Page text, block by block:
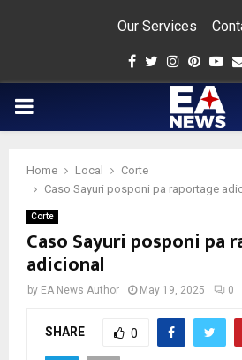
Our Services
Facebook
Twitter
Instagram
PRIMARY
Home Local
Corte
Caso Sayuri posponi pa raportage
Corte
Caso Sayuri posponi pa
adicional
by EA News Author May 19, 2025 0
SHARE 0